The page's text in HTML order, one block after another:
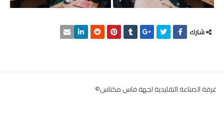
شارك
غرفة الصناعة التقليدية لجهة فاس مكناس©